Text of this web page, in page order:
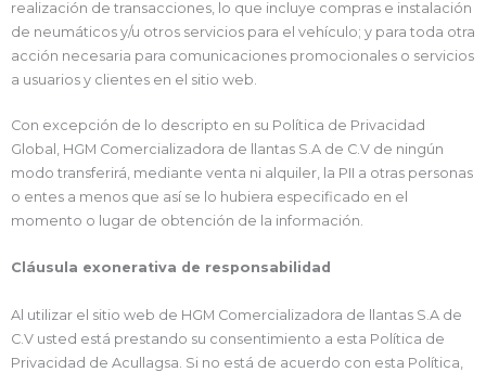
realización de transacciones, lo que incluye compras e instalación
de neumáticos y/u otros servicios para el vehículo; y para toda otra
acción necesaria para comunicaciones promocionales o servicios
a usuarios y clientes en el sitio web.
Con excepción de lo descripto en su Política de Privacidad
Global, HGM Comercializadora de llantas S.A de C.V de ningún
modo transferirá, mediante venta ni alquiler, la PII a otras personas
o entes a menos que así se lo hubiera especificado en el
momento o lugar de obtención de la información.
Cláusula exonerativa de responsabilidad
Al utilizar el sitio web de HGM Comercializadora de llantas S.A de
C.V usted está prestando su consentimiento a esta Política de
Privacidad de Acullagsa. Si no está de acuerdo con esta Política,